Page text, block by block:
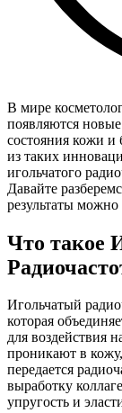
В мире
появляются
состояния кожи
из таких
игольчатого
Давайте
результаты можно
Что такое
Игольчатый
которая
для воздействия
проникают в
передается
выработку
упругость и